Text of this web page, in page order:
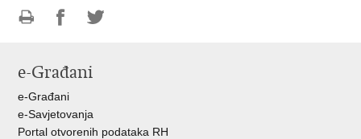
FacebookuTwitteru
e-Građani
e-Građani
e-Savjetovanja
Portal otvorenih podataka RH